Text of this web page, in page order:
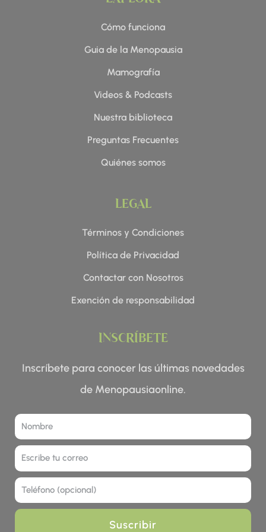
Cómo funciona
Guia de la Menopausia
Mamografía
Videos & Podcasts
Nuestra biblioteca
Preguntas Frecuentes
Quiénes somos
LEGAL
Términos y Condiciones
Política de Privacidad
Contactar con Nosotros
Exención de responsabilidad
INSCRÍBETE
Inscríbete para conocer las últimas novedades
de Menopausiaonline.
Nombre
Correo
Tel
Suscribir